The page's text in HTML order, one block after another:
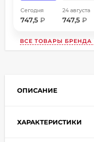
Сегодня
747,5 ₽
24 августа
747,5 ₽
ВСЕ ТОВАРЫ БРЕНДА
ОПИСАНИЕ
ХАРАКТЕРИСТИКИ